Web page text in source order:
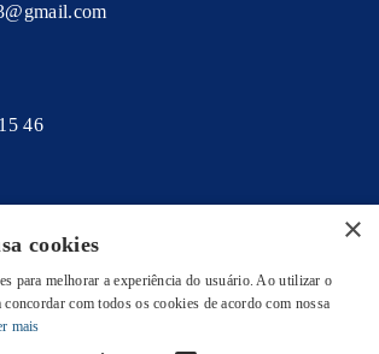
46
×
cookies
para melhorar a experiência do usuário. Ao utilizar o
concordar com todos os cookies de acordo com nossa
mais